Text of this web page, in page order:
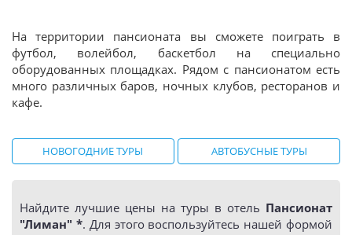
На территории пансионата вы сможете поиграть в
футбол, волейбол, баскетбол на специально
оборудованных площадках. Рядом с пансионатом есть
много различных баров, ночных клубов, ресторанов и
кафе.
НОВОГОДНИЕ ТУРЫ АВТОБУСНЫЕ ТУРЫ
Найдите лучшие цены на туры в отель Пансионат
"Лиман" *. Для этого воспользуйтесь нашей формой